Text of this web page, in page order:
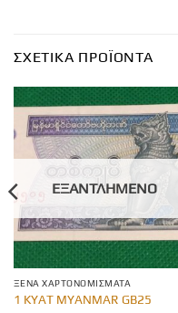
ΣΧΕΤΙΚΆ ΠΡΟΪΌΝΤΑ
ΕΞΑΝΤΛΗΜΈΝΟ
ΞΈΝΑ ΧΑΡΤΟΝΟΜΊΣΜΑΤΑ
1 KYAT MYANMAR GB25